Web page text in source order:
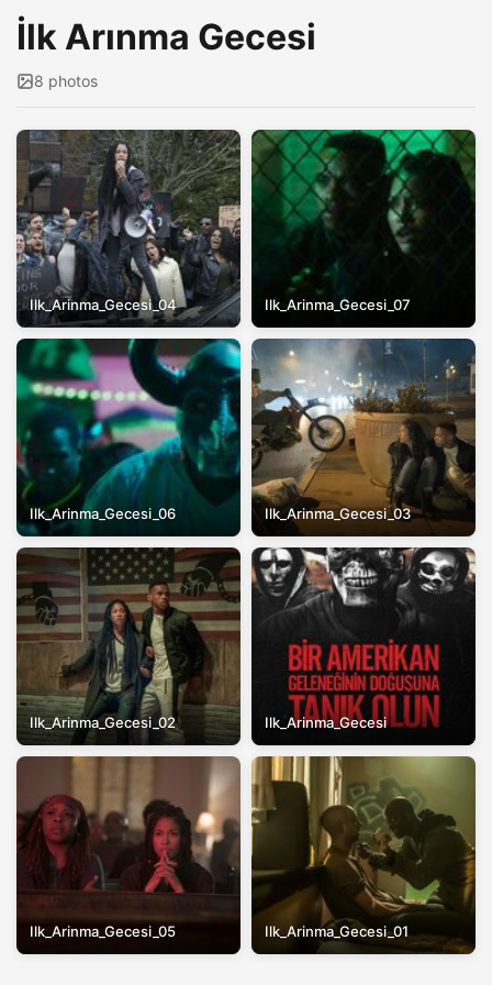
İlk Arınma Gecesi
8 photos
Ilk_Arinma_Gecesi_04 Ilk_Arinma_Gecesi_07
Ilk_Arinma_Gecesi_06 Ilk_Arinma_Gecesi_03
Ilk_Arinma_Gecesi_02 Ilk_Arinma_Gecesi
Ilk_Arinma_Gecesi_05 Ilk_Arinma_Gecesi_01